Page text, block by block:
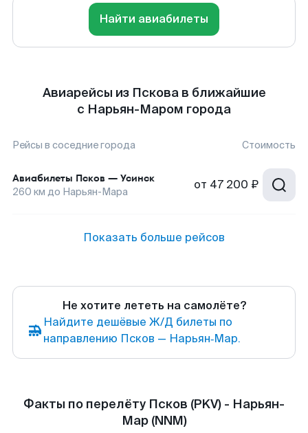
Найти авиабилеты
Авиарейсы из Пскова в ближайшие
с Нарьян-Маром города
Рейсы в соседние города Стоимость
Авиабилеты Псков — Усинск
260 км до Нарьян-Мара от 47 200 ₽
Показать больше рейсов
Не хотите лететь на самолёте?
Найдите дешёвые Ж/Д билеты по
направлению Псков — Нарьян‑Мар.
Факты по перелёту Псков (PKV) - Нарьян-
Мар (NNM)